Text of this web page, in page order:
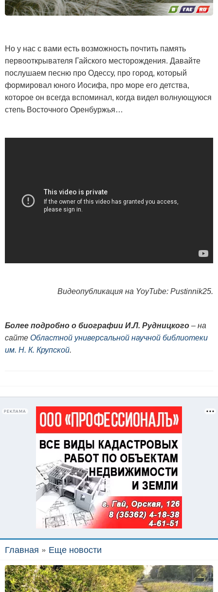
Но у нас с вами есть возможность почтить память
первооткрывателя Гайского месторождения. Давайте
послушаем песню про Одессу, про город, который
формировал юного Иосифа, про море его детства,
которое он всегда вспоминал, когда видел волнующуюся
степь Восточного Оренбуржья…
Видеопубликация на YoyTube: Pustinnik25.
Более подробно о биографии И.Л. Рудницкого – на
сайте Областной универсальной научной библиотеки
им. Н. К. Крупской.
РЕКЛАМА
Главная » Еще новости